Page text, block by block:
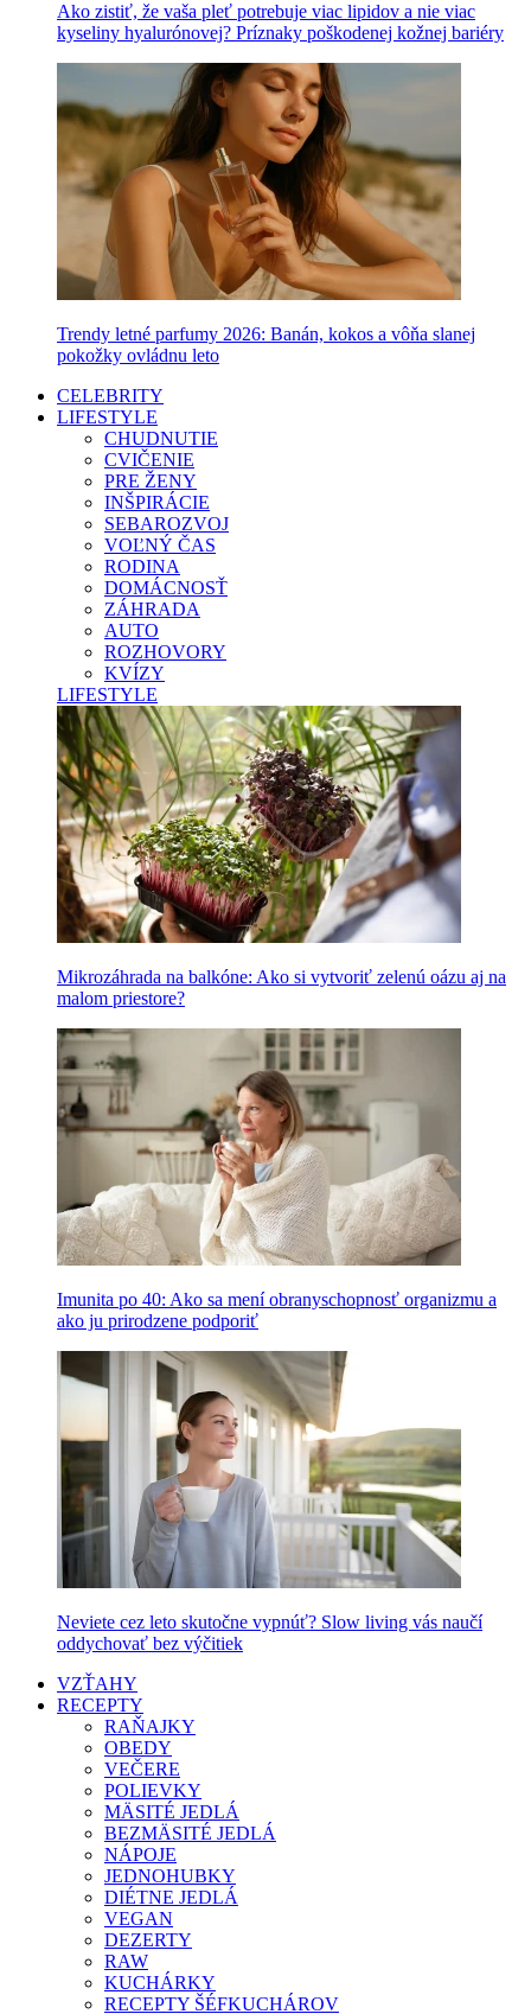
Ako zistiť, že vaša pleť potrebuje viac lipidov a nie viac
kyseliny hyalurónovej? Príznaky poškodenej kožnej bariéry
Trendy letné parfumy 2026: Banán, kokos a vôňa slanej
pokožky ovládnu leto
CELEBRITY
LIFESTYLE
CHUDNUTIE
CVIČENIE
PRE ŽENY
INŠPIRÁCIE
SEBAROZVOJ
VOĽNÝ ČAS
RODINA
DOMÁCNOSŤ
ZÁHRADA
AUTO
ROZHOVORY
KVÍZY
LIFESTYLE
Mikrozáhrada na balkóne: Ako si vytvoriť zelenú oázu aj na
malom priestore?
Imunita po 40: Ako sa mení obranyschopnosť organizmu a
ako ju prirodzene podporiť
Neviete cez leto skutočne vypnúť? Slow living vás naučí
oddychovať bez výčitiek
VZŤAHY
RECEPTY
RAŇAJKY
OBEDY
VEČERE
POLIEVKY
MÄSITÉ JEDLÁ
BEZMÄSITÉ JEDLÁ
NÁPOJE
JEDNOHUBKY
DIÉTNE JEDLÁ
VEGAN
DEZERTY
RAW
KUCHÁRKY
RECEPTY ŠÉFKUCHÁROV